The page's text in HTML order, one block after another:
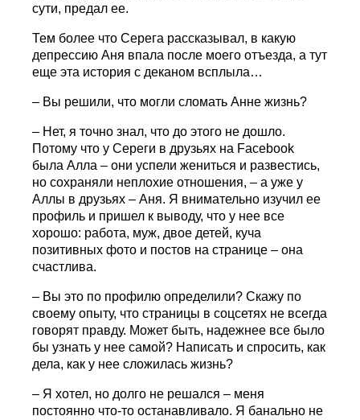
сути, предал ее.
Тем более что Серега рассказывал, в какую
депрессию Аня впала после моего отъезда, а тут
еще эта история с деканом всплыла…
– Вы решили, что могли сломать Анне жизнь?
– Нет, я точно знал, что до этого не дошло.
Потому что у Сереги в друзьях на Facebook
была Алла – они успели жениться и развестись,
но сохраняли неплохие отношения, – а уже у
Аллы в друзьях – Аня. Я внимательно изучил ее
профиль и пришел к выводу, что у нее все
хорошо: работа, муж, двое детей, куча
позитивных фото и постов на странице – она
счастлива.
– Вы это по профилю определили? Скажу по
своему опыту, что страницы в соцсетях не всегда
говорят правду. Может быть, надежнее все было
бы узнать у нее самой? Написать и спросить, как
дела, как у нее сложилась жизнь?
– Я хотел, но долго не решался – меня
постоянно что-то останавливало. Я банально не